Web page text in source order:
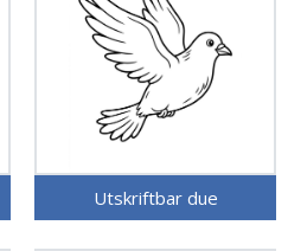
Utskriftbar due